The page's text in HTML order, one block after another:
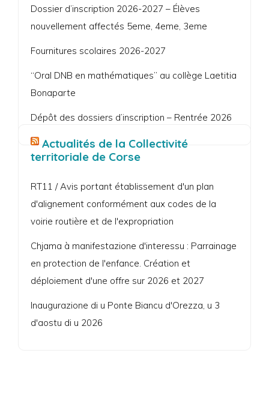
Dossier d’inscription 2026-2027 – Élèves
nouvellement affectés 5eme, 4eme, 3eme
Fournitures scolaires 2026-2027
“Oral DNB en mathématiques” au collège Laetitia
Bonaparte
Dépôt des dossiers d’inscription – Rentrée 2026
Actualités de la Collectivité
territoriale de Corse
RT11 / Avis portant établissement d'un plan
d'alignement conformément aux codes de la
voirie routière et de l'expropriation
Chjama à manifestazione d'interessu : Parrainage
en protection de l'enfance. Création et
déploiement d'une offre sur 2026 et 2027
Inaugurazione di u Ponte Biancu d'Orezza, u 3
d'aostu di u 2026